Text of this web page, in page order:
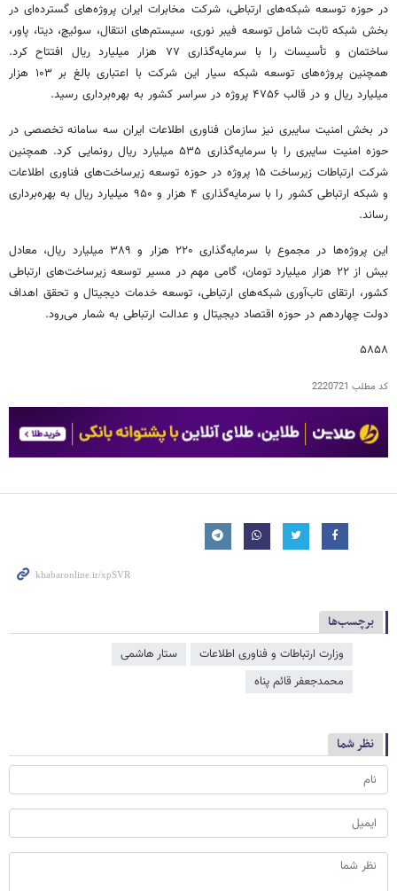
در حوزه توسعه شبکه‌های ارتباطی، شرکت مخابرات ایران پروژه‌های گسترده‌ای در
بخش شبکه ثابت شامل توسعه فیبر نوری، سیستم‌های انتقال، سوئیچ، دیتا، پاور،
ساختمان و تأسیسات را با سرمایه‌گذاری ۷۷ هزار میلیارد ریال افتتاح کرد.
همچنین پروژه‌های توسعه شبکه سیار این شرکت با اعتباری بالغ بر ۱۰۳ هزار
میلیارد ریال و در قالب ۴۷۵۶ پروژه در سراسر کشور به بهره‌برداری رسید.
در بخش امنیت سایبری نیز سازمان فناوری اطلاعات ایران سه سامانه تخصصی در
حوزه امنیت سایبری را با سرمایه‌گذاری ۵۳۵ میلیارد ریال رونمایی کرد. همچنین
شرکت ارتباطات زیرساخت ۱۵ پروژه در حوزه توسعه زیرساخت‌های فناوری اطلاعات
و شبکه ارتباطی کشور را با سرمایه‌گذاری ۴ هزار و ۹۵۰ میلیارد ریال به بهره‌برداری
رساند.
این پروژه‌ها در مجموع با سرمایه‌گذاری ۲۲۰ هزار و ۳۸۹ میلیارد ریال، معادل
بیش از ۲۲ هزار میلیارد تومان، گامی مهم در مسیر توسعه زیرساخت‌های ارتباطی
کشور، ارتقای تاب‌آوری شبکه‌های ارتباطی، توسعه خدمات دیجیتال و تحقق اهداف
دولت چهاردهم در حوزه اقتصاد دیجیتال و عدالت ارتباطی به شمار می‌رود.
۵۸۵۸
کد مطلب 2220721
برچسب‌ها
وزارت ارتباطات و فناوری اطلاعات
ستار هاشمی
محمدجعفر قائم پناه
نظر شما